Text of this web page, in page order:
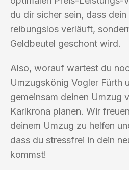
du dir sicher sein, dass
reibungslos verläuft,
Geldbeutel geschont wird.
Also, worauf wartest du
Umzugskönig Vogler Fürth
gemeinsam deinen Umzug
Karlkrona planen. Wir
deinem Umzug zu helfen
dass du stressfrei in dein
kommst!